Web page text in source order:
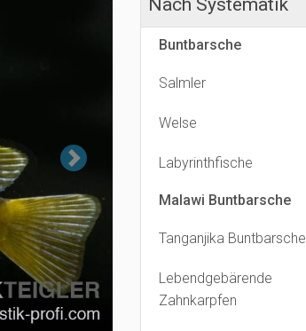
Next
Nach Systematik
Buntbarsche
Salmler
Welse
Labyrinthfische
Malawi Buntbarsche
Tanganjika Buntbarsche
Lebendgebärende
Zahnkarpfen